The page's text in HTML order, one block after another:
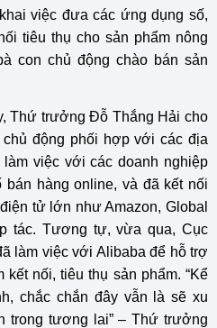
việc đưa các ứng dụng số,
tiêu thụ cho sản phẩm nông
con chủ động chào bán sản
Thứ trưởng Đỗ Thắng Hải cho
động phối hợp với các địa
việc với các doanh nghiệp
hàng online, và đã kết nối
tử lớn như Amazon, Global
tác. Tương tự, vừa qua, Cục
làm việc với Alibaba để hỗ trợ
nối, tiêu thụ sản phẩm. “Kể
chắc chắn đây vẫn là sẽ xu
trong tương lai” – Thứ trưởng